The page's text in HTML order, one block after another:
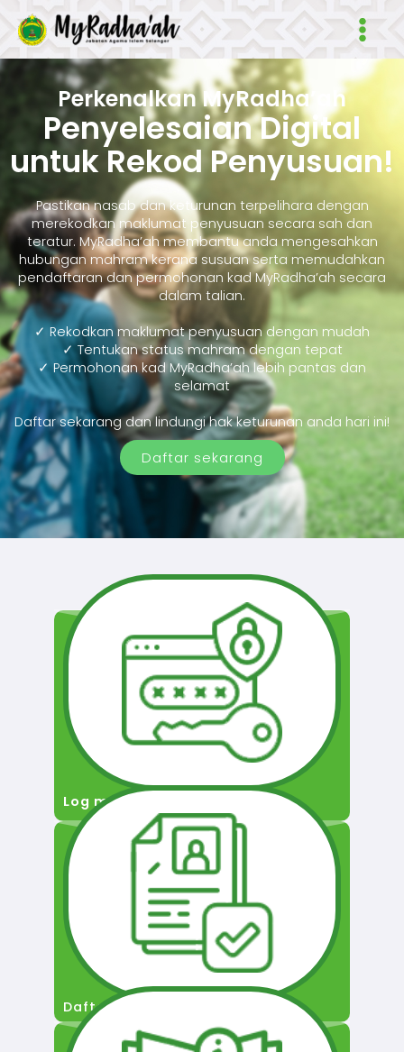
Main
Perkenalkan MyRadha’ah
Penyelesaian Digital
untuk Rekod Penyusuan!
Pastikan nasab dan keturunan terpelihara dengan
merekodkan maklumat penyusuan secara sah dan
teratur. MyRadha’ah membantu anda mengesahkan
hubungan mahram kerana susuan serta memudahkan
pendaftaran dan permohonan kad MyRadha’ah secara
dalam talian.
✓ Rekodkan maklumat penyusuan dengan mudah
✓ Tentukan status mahram dengan tepat
✓ Permohonan kad MyRadha’ah lebih pantas dan
selamat
Daftar sekarang dan lindungi hak keturunan anda hari ini!
Daftar sekarang
Log masuk
Daftar Pengguna